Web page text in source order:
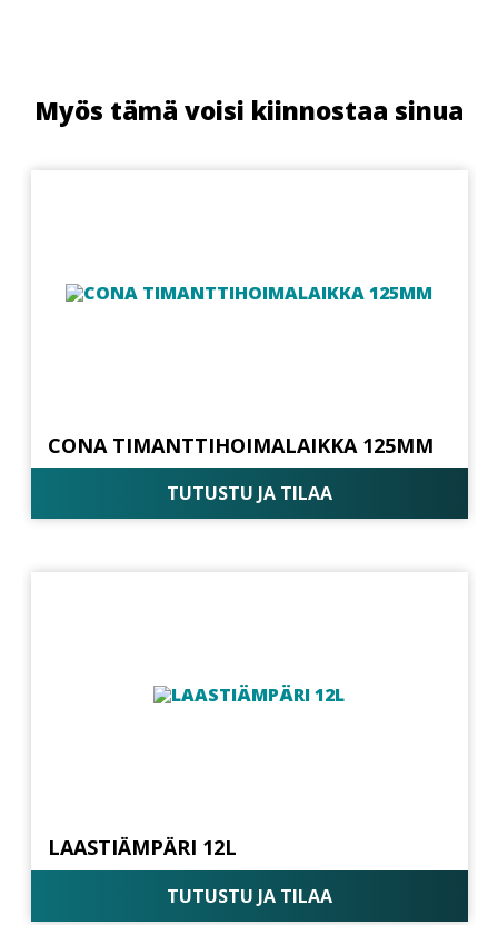
Myös tämä voisi kiinnostaa sinua
CONA TIMANTTIHOIMALAIKKA 125MM
TUTUSTU JA TILAA
LAASTIÄMPÄRI 12L
TUTUSTU JA TILAA